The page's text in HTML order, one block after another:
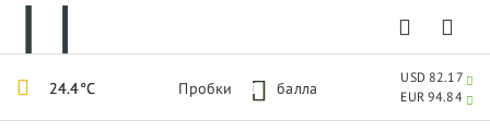
24.4°C Пробки 1 балла
USD 82.17
EUR 94.84